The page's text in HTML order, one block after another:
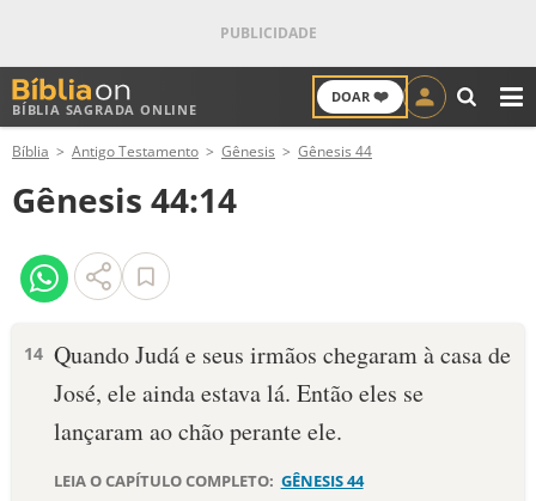
BÍBLIA SAGRADA ONLINE
DOAR ❤️
ANTIGO TESTAMENTO
NOVO TESTAMENTO
VERSÍCULOS
PALAVRA DO DIA
Bíblia Antigo Testamento Gênesis Gênesis 44
Gênesis 44:14
14 Quando Judá e seus irmãos chegaram à casa de
José, ele ainda estava lá. Então eles se
lançaram ao chão perante ele.
LEIA O CAPÍTULO COMPLETO: GÊNESIS 44